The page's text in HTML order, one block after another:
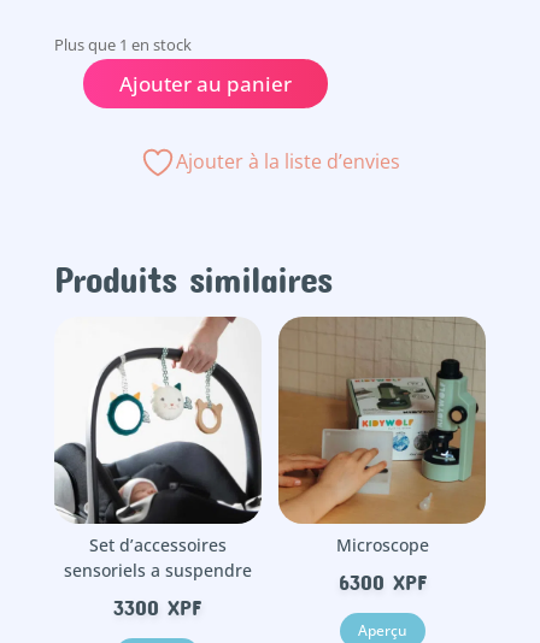
Plus que 1 en stock
quantitéAjouter au panier
Ajouter à la liste d’envies
Produits similaires
Set d’accessoires
sensoriels a suspendre
3300XPF
Microscope
6300 XPF
Aperçu